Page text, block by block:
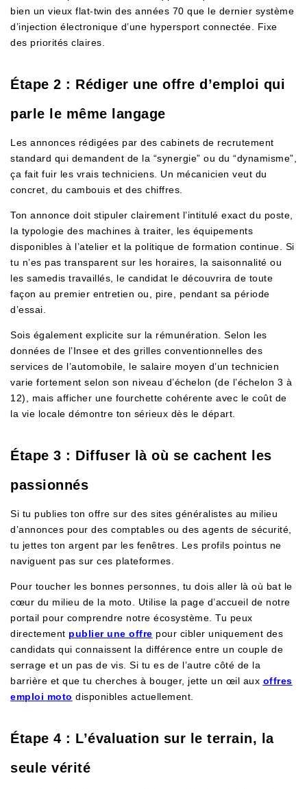
bien un vieux flat-twin des années 70 que le dernier système
d’injection électronique d’une hypersport connectée. Fixe
des priorités claires.
Étape 2 : Rédiger une offre d’emploi qui
parle le même langage
Les annonces rédigées par des cabinets de recrutement
standard qui demandent de la “synergie” ou du “dynamisme”,
ça fait fuir les vrais techniciens. Un mécanicien veut du
concret, du cambouis et des chiffres.
Ton annonce doit stipuler clairement l’intitulé exact du poste,
la typologie des machines à traiter, les équipements
disponibles à l’atelier et la politique de formation continue. Si
tu n’es pas transparent sur les horaires, la saisonnalité ou
les samedis travaillés, le candidat le découvrira de toute
façon au premier entretien ou, pire, pendant sa période
d’essai.
Sois également explicite sur la rémunération. Selon les
données de l’Insee et des grilles conventionnelles des
services de l’automobile, le salaire moyen d’un technicien
varie fortement selon son niveau d’échelon (de l’échelon 3 à
12), mais afficher une fourchette cohérente avec le coût de
la vie locale démontre ton sérieux dès le départ.
Étape 3 : Diffuser là où se cachent les
passionnés
Si tu publies ton offre sur des sites généralistes au milieu
d’annonces pour des comptables ou des agents de sécurité,
tu jettes ton argent par les fenêtres. Les profils pointus ne
naviguent pas sur ces plateformes.
Pour toucher les bonnes personnes, tu dois aller là où bat le
cœur du milieu de la moto. Utilise la page d’accueil de notre
portail pour comprendre notre écosystème. Tu peux
directement publier une offre pour cibler uniquement des
candidats qui connaissent la différence entre un couple de
serrage et un pas de vis. Si tu es de l’autre côté de la
barrière et que tu cherches à bouger, jette un œil aux offres
emploi moto disponibles actuellement.
Étape 4 : L’évaluation sur le terrain, la
seule vérité